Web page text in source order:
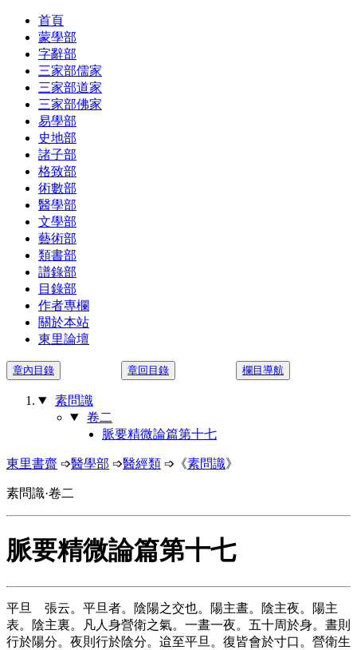
首頁
蒙學部
字辭部
三家部儒家
三家部道家
三家部佛家
易學部
史地部
諸子部
格致部
術數部
醫學部
文學部
藝術部
類書部
譜錄部
目錄部
作者專欄
關於本站
東里論壇
章內目錄 章回目錄 欄目導航
素問識
卷二
脈要精微論篇第十七
東里書齋 ➩醫學部 ➩醫經類 ➩《素問識》
素問識·卷二
脈要精微論篇第十七
平旦
張云。平旦者。陰陽之交也。陽主晝。陰主夜。陽主
表。陰主裏。凡人身營衛之氣。一晝一夜。五十周於身。晝則
行於陽分。夜則行於陰分。迨至平旦。復皆會於寸口。營衛生